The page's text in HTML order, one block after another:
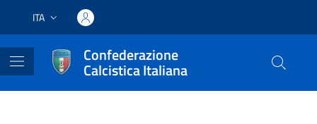
Lingua attiva:
ITA
Confederazione
Calcistica Italiana